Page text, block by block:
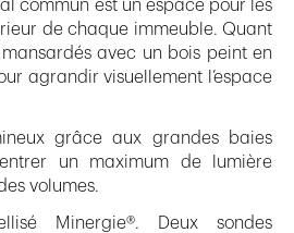
commun est un espace pour les
de chaque immeuble. Quant
avec un bois peint en
agrandir visuellement l’espace
grâce aux grandes baies
un maximum de lumière
volumes.
Minergie®. Deux sondes